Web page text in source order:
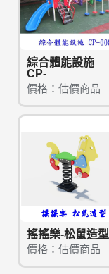
綜合體能設施
CP-
價格：估價商品
搖搖樂-松鼠造型
價格：估價商品